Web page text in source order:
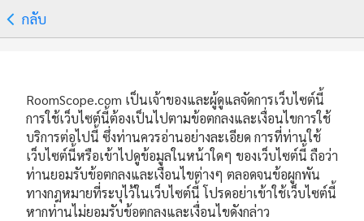
กลับ
RoomScope.com เป็นเจ้าของและผู้ดูแลจัดการเว็บไซต์นี้
การใช้เว็บไซต์นี้ต้องเป็นไปตามข้อตกลงและเงื่อนไขการใช้
บริการต่อไปนี้ ซึ่งท่านควรอ่านอย่างละเอียด การที่ท่านใช้
เว็บไซต์นี้หรือเข้าไปดูข้อมูลในหน้าใดๆ ของเว็บไซต์นี้ ถือว่า
ท่านยอมรับข้อตกลงและเงื่อนไขต่างๆ ตลอดจนข้อผูกพัน
ทางกฎหมายที่ระบุไว้ในเว็บไซต์นี้ โปรดอย่าเข้าใช้เว็บไซต์นี้
หากท่านไม่ยอมรับข้อตกลงและเงื่อนไขดังกล่าว